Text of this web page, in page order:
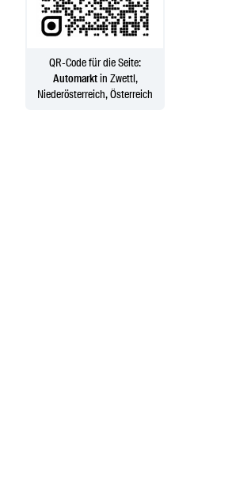
QR-Code für die Seite:
Automarktin Zwettl,
Niederösterreich, Österreich